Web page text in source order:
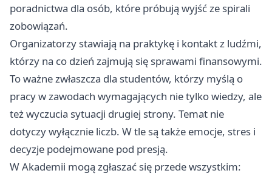
poradnictwa dla osób, które próbują wyjść ze spirali
zobowiązań.
Organizatorzy stawiają na praktykę i kontakt z ludźmi,
którzy na co dzień zajmują się sprawami finansowymi.
To ważne zwłaszcza dla studentów, którzy myślą o
pracy w zawodach wymagających nie tylko wiedzy, ale
też wyczucia sytuacji drugiej strony. Temat nie
dotyczy wyłącznie liczb. W tle są także emocje, stres i
decyzje podejmowane pod presją.
W Akademii mogą zgłaszać się przede wszystkim: